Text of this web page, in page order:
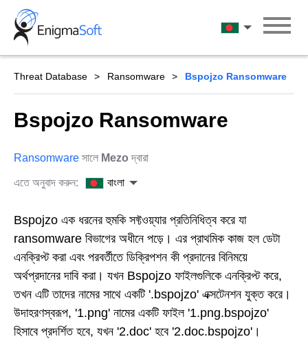
Skip
content
বাংলা
Threat Database Ransomware Bspojzo Ransomware
Bspojzo Ransomware
Ransomware সালে Mezo দ্বারা
এতে অনুবাদ করুন: বাংলা
Bspojzo এক ধরনের হুমকি সফ্টওয়্যার প্রতিনিধিত্ব করে যা
ransomware বিভাগের অধীনে পড়ে। এর প্রাথমিক কাজ হল ডেটা
এনক্রিপ্ট করা এবং পরবর্তীতে ডিক্রিপশন কী প্রদানের বিনিময়ে
অর্থপ্রদানের দাবি করা। যখন Bspojzo ফাইলগুলিকে এনক্রিপ্ট করে,
তখন এটি তাদের নামের সাথে একটি '.bspojzo' এক্সটেনশন যুক্ত করে।
উদাহরণস্বরূপ, '1.png' নামের একটি ফাইল '1.png.bspojzo'
হিসাবে প্রদর্শিত হবে, যখন '2.doc' হবে '2.doc.bspojzo'।